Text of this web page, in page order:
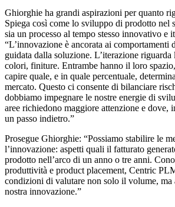
Ghiorghie ha grandi aspirazioni per quanto
Spiega così come lo sviluppo di prodotto nel
sia un processo al tempo stesso innovativo e
“L’innovazione è ancorata ai comportamenti
guidata dalla soluzione. L’iterazione riguarda
colori, finiture. Entrambe hanno il loro
capire quale, e in quale percentuale,
mercato. Questo ci consente di bilanciare
dobbiamo impegnare le nostre energie di
aree richiedono maggiore attenzione e dove,
un passo indietro.”
Prosegue Ghiorghie: “Possiamo stabilire le
l’innovazione: aspetti quali il fatturato
prodotto nell’arco di un anno o tre anni.
produttività e product placement, Centric
condizioni di valutare non solo il volume, ma
nostra innovazione.”